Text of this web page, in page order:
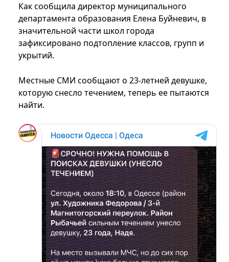
Как сообщила директор муниципального
департамента образования Елена Буйневич, в
значительной части школ города
зафиксировано подтопление классов, групп и
укрытий.
Местные СМИ сообщают о 23-летней девушке,
которую снесло течением, теперь ее пытаются
найти.